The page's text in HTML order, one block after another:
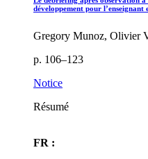
développement pour l’enseignant
Gregory Munoz, Olivier
p. 106–123
Notice
Résumé
FR :